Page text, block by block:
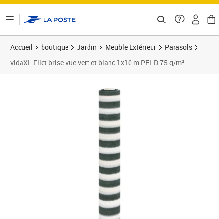
Accueil boutique Jardin Meuble Extérieur
Parasols
vidaXL Filet brise-vue vert et blanc 1x10 m PEHD 75 g/m²